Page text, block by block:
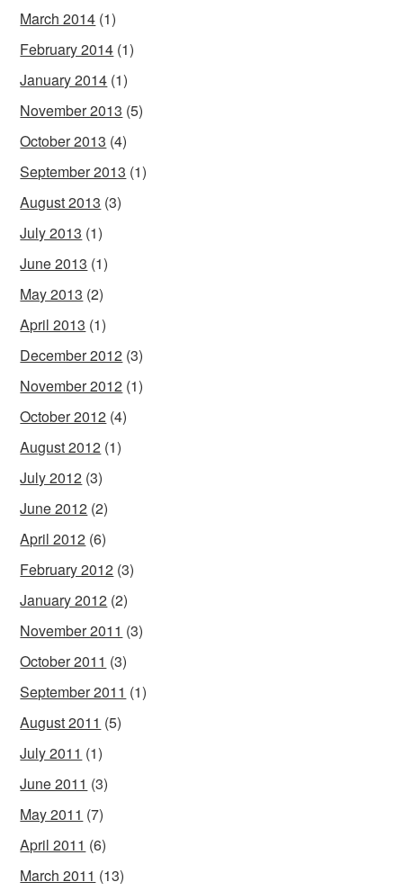
March 2014 (1)
February 2014 (1)
January 2014 (1)
November 2013 (5)
October 2013 (4)
September 2013 (1)
August 2013 (3)
July 2013 (1)
June 2013 (1)
May 2013 (2)
April 2013 (1)
December 2012 (3)
November 2012 (1)
October 2012 (4)
August 2012 (1)
July 2012 (3)
June 2012 (2)
April 2012 (6)
February 2012 (3)
January 2012 (2)
November 2011 (3)
October 2011 (3)
September 2011 (1)
August 2011 (5)
July 2011 (1)
June 2011 (3)
May 2011 (7)
April 2011 (6)
March 2011 (13)